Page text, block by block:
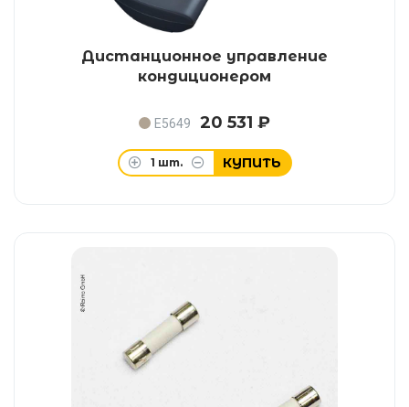
Дистанционное управление
кондиционером
E5649 20 531 ₽
1 шт. КУПИТЬ